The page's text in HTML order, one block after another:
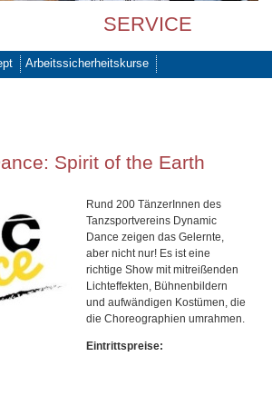
SERVICE
Arbeitssicherheitskurse
Spirit of the Earth
Rund 200 TänzerInnen des
Tanzsportvereins Dynamic
Dance zeigen das Gelernte,
aber nicht nur! Es ist eine
richtige Show mit mitreißenden
Lichteffekten, Bühnenbildern
und aufwändigen Kostümen, die
die Choreographien umrahmen.
Eintrittspreise: